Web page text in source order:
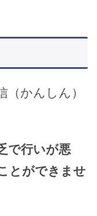
（かんしん）
で行いが悪
とができませ